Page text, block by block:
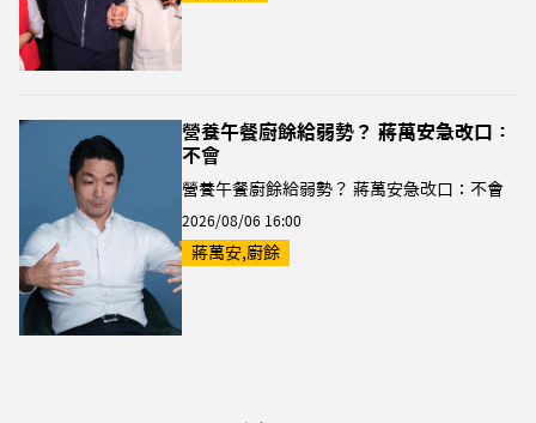
營養午餐廚餘給弱勢？ 蔣萬安急改口：
不會
營養午餐廚餘給弱勢？ 蔣萬安急改口：不會
2026/08/06 16:00
蔣萬安,廚餘